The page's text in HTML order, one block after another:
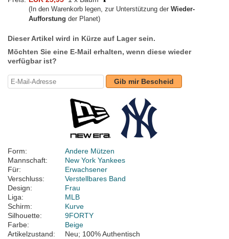
(In den Warenkorb legen, zur Unterstützung der Wieder-
Aufforstung der Planet)
Dieser Artikel wird in Kürze auf Lager sein.
Möchten Sie eine E-Mail erhalten, wenn diese wieder
verfügbar ist?
Gib mir Bescheid
Form:
Andere Mützen
Mannschaft:
New York Yankees
Für:
Erwachsener
Verschluss:
Verstellbares Band
Design:
Frau
Liga:
MLB
Schirm:
Kurve
Silhouette:
9FORTY
Farbe:
Beige
Artikelzustand:
Neu; 100% Authentisch